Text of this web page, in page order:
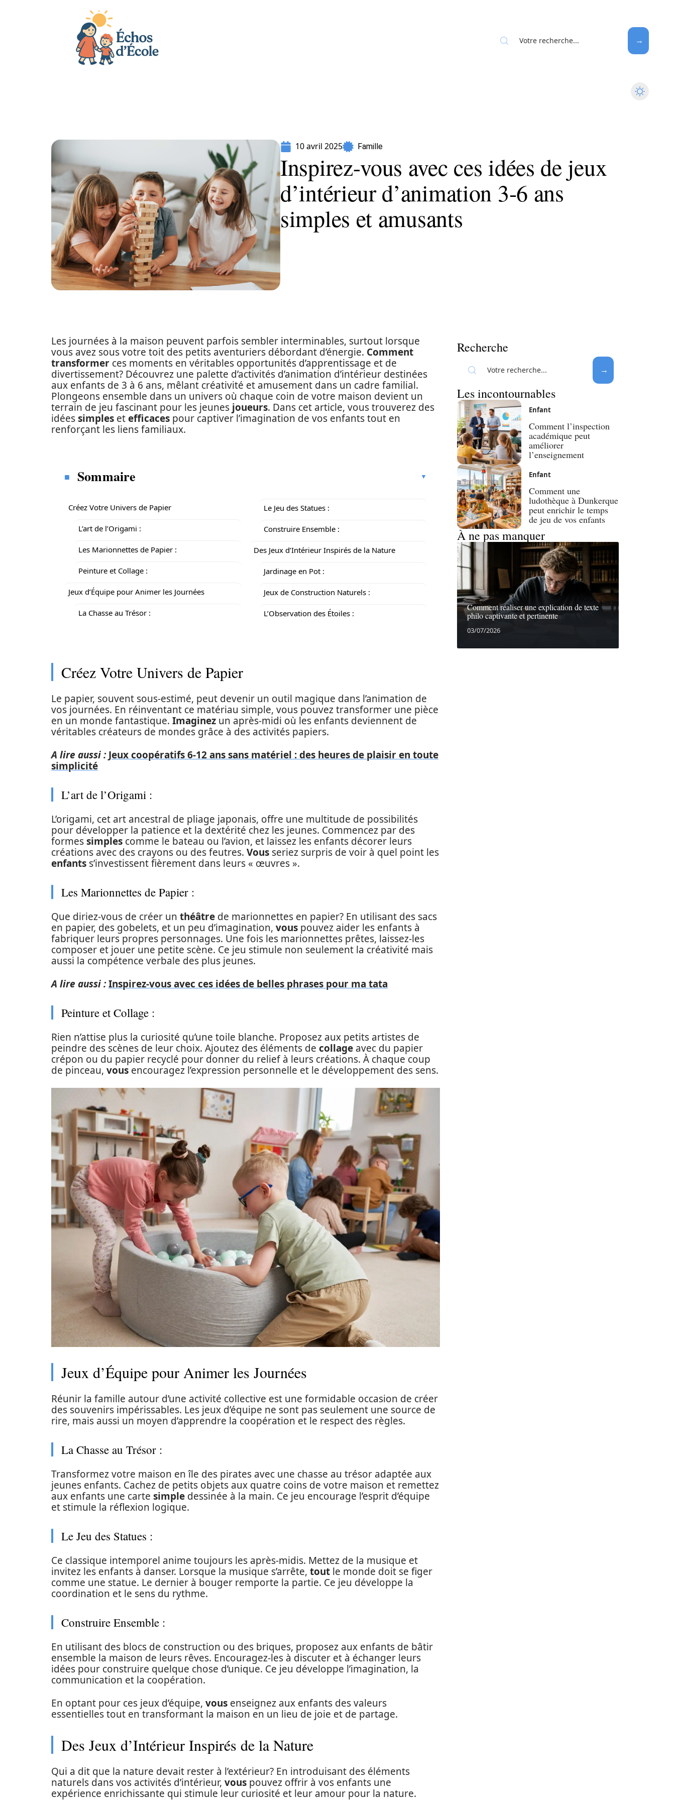
10 avril 2025 Famille
Inspirez-vous avec ces idées de jeux
d’intérieur d’animation 3-6 ans
simples et amusants
Les journées à la maison peuvent parfois sembler interminables, surtout lorsque
vous avez sous votre toit des petits aventuriers débordant d’énergie. Comment
transformer ces moments en véritables opportunités d’apprentissage et de
divertissement? Découvrez une palette d’activités d’animation d’intérieur destinées
aux enfants de 3 à 6 ans, mêlant créativité et amusement dans un cadre familial.
Plongeons ensemble dans un univers où chaque coin de votre maison devient un
terrain de jeu fascinant pour les jeunes joueurs. Dans cet article, vous trouverez des
idéessimples etefficaces pour captiver l’imagination de vos enfants tout en
renforçant les liens familiaux.
Sommaire
Créez Votre Univers de Papier
L’art de l’Origami :
Les Marionnettes de Papier :
Peinture et Collage :
Jeux d’Équipe pour Animer les Journées
La Chasse au Trésor :
Le Jeu des Statues :
Construire Ensemble :
Des Jeux d’Intérieur Inspirés de la Nature
Jardinage en Pot :
Jeux de Construction Naturels :
L’Observation des Étoiles :
Créez Votre Univers de Papier
Le papier, souvent sous-estimé, peut devenir un outil magique dans l’animation de
vos journées. En réinventant ce matériau simple, vous pouvez transformer une pièce
en un monde fantastique. Imaginez un après-midi où les enfants deviennent de
véritables créateurs de mondes grâce à des activités papiers.
A lire aussi : Jeux coopératifs 6-12 ans sans matériel : des heures de plaisir en toute
simplicité
L’art de l’Origami :
L’origami, cet art ancestral de pliage japonais, offre une multitude de possibilités
pour développer la patience et la dextérité chez les jeunes. Commencez par des
formessimples comme le bateau ou l’avion, et laissez les enfants décorer leurs
créations avec des crayons ou des feutres. Vous seriez surpris de voir à quel point les
enfants s’investissent fièrement dans leurs « œuvres ».
Les Marionnettes de Papier :
Que diriez-vous de créer un théâtre de marionnettes en papier? En utilisant des sacs
en papier, des gobelets, et un peu d’imagination, vous pouvez aider les enfants à
fabriquer leurs propres personnages. Une fois les marionnettes prêtes, laissez-les
composer et jouer une petite scène. Ce jeu stimule non seulement la créativité mais
aussi la compétence verbale des plus jeunes.
A lire aussi :Inspirez-vous avec ces idées de belles phrases pour ma tata
Peinture et Collage :
Rien n’attise plus la curiosité qu’une toile blanche. Proposez aux petits artistes de
peindre des scènes de leur choix. Ajoutez des éléments de collage avec du papier
crépon ou du papier recyclé pour donner du relief à leurs créations. À chaque coup
de pinceau, vous encouragez l’expression personnelle et le développement des sens.
Jeux d’Équipe pour Animer les Journées
Réunir la famille autour d’une activité collective est une formidable occasion de créer
des souvenirs impérissables. Les jeux d’équipe ne sont pas seulement une source de
rire, mais aussi un moyen d’apprendre la coopération et le respect des règles.
La Chasse au Trésor :
Transformez votre maison en île des pirates avec une chasse au trésor adaptée aux
jeunes enfants. Cachez de petits objets aux quatre coins de votre maison et remettez
aux enfants une carte simple dessinée à la main. Ce jeu encourage l’esprit d’équipe
et stimule la réflexion logique.
Le Jeu des Statues :
Ce classique intemporel anime toujours les après-midis. Mettez de la musique et
invitez les enfants à danser. Lorsque la musique s’arrête, tout le monde doit se figer
comme une statue. Le dernier à bouger remporte la partie. Ce jeu développe la
coordination et le sens du rythme.
Construire Ensemble :
En utilisant des blocs de construction ou des briques, proposez aux enfants de bâtir
ensemble la maison de leurs rêves. Encouragez-les à discuter et à échanger leurs
idées pour construire quelque chose d’unique. Ce jeu développe l’imagination, la
communication et la coopération.
En optant pour ces jeux d’équipe, vous enseignez aux enfants des valeurs
essentielles tout en transformant la maison en un lieu de joie et de partage.
Des Jeux d’Intérieur Inspirés de la Nature
Qui a dit que la nature devait rester à l’extérieur? En introduisant des éléments
naturels dans vos activités d’intérieur, vous pouvez offrir à vos enfants une
expérience enrichissante qui stimule leur curiosité et leur amour pour la nature.
Recherche
Les incontournables
Enfant
Comment l’inspection
académique peut
améliorer
l’enseignement
Enfant
Comment une
ludothèque à Dunkerque
peut enrichir le temps
de jeu de vos enfants
À ne pas manquer
Comment réaliser une explication de texte
philo captivante et pertinente
03/07/2026